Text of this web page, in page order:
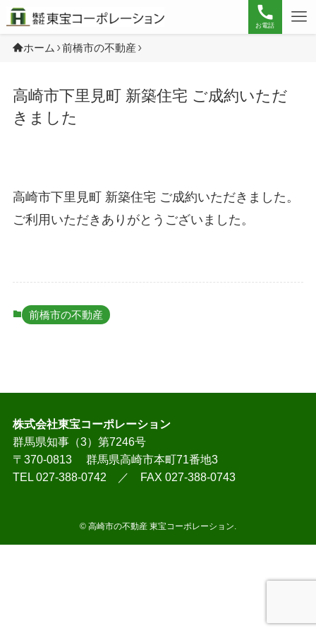
お電話
ホーム 前橋市の不動産
高崎市下里見町 新築住宅 ご成約いただ
きました
高崎市下里見町 新築住宅 ご成約いただきました。
ご利用いただきありがとうございました。
前橋市の不動産
株式会社東宝コーポレーション
群馬県知事（3）第7246号
〒370-0813 群馬県高崎市本町71番地3
TEL 027-388-0742 ／ FAX 027-388-0743
© 高崎市の不動産 東宝コーポレーション.